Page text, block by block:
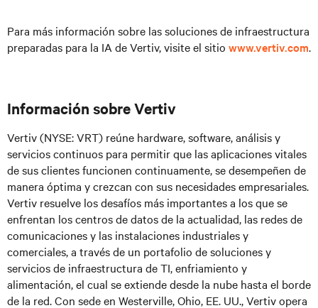
Para más información sobre las soluciones de infraestructura
preparadas para la IA de Vertiv, visite el sitio www.vertiv.com.
Información sobre Vertiv
Vertiv (NYSE: VRT) reúne hardware, software, análisis y
servicios continuos para permitir que las aplicaciones vitales
de sus clientes funcionen continuamente, se desempeñen de
manera óptima y crezcan con sus necesidades empresariales.
Vertiv resuelve los desafíos más importantes a los que se
enfrentan los centros de datos de la actualidad, las redes de
comunicaciones y las instalaciones industriales y
comerciales, a través de un portafolio de soluciones y
servicios de infraestructura de TI, enfriamiento y
alimentación, el cual se extiende desde la nube hasta el borde
de la red. Con sede en Westerville, Ohio, EE. UU., Vertiv opera